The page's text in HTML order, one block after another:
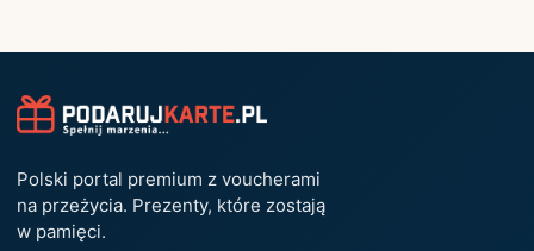
Polski portal premium z voucherami
na przeżycia. Prezenty, które zostają
w pamięci.